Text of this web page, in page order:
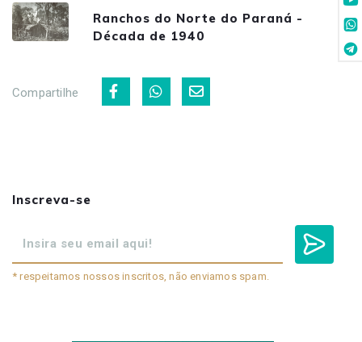
Ranchos do Norte do Paraná -
Década de 1940
Compartilhe
Inscreva-se
* respeitamos nossos inscritos, não enviamos spam.